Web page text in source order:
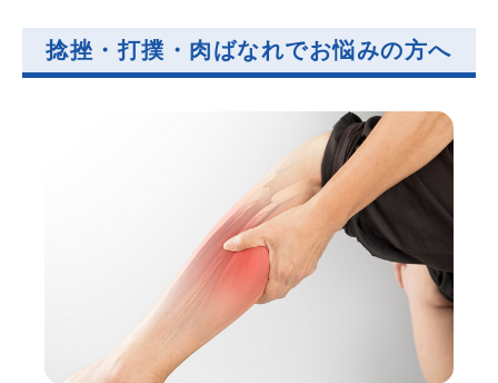
捻挫・打撲・肉ばなれでお悩みの方へ